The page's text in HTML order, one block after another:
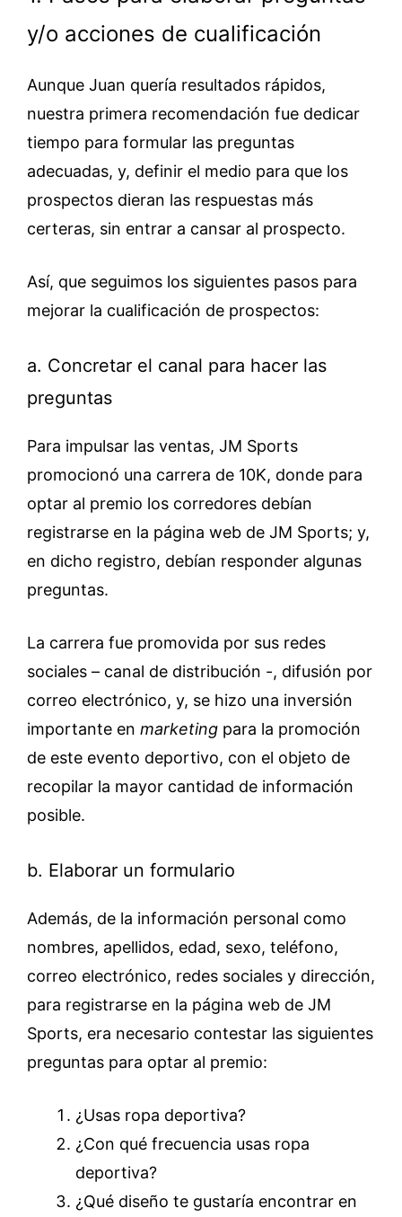
y/o acciones de cualificación
Aunque Juan quería resultados rápidos,
nuestra primera recomendación fue dedicar
tiempo para formular las preguntas
adecuadas, y, definir el medio para que los
prospectos dieran las respuestas más
certeras, sin entrar a cansar al prospecto.
Así, que seguimos los siguientes pasos para
mejorar la cualificación de prospectos:
a. Concretar el canal para hacer las
preguntas
Para impulsar las ventas, JM Sports
promocionó una carrera de 10K, donde para
optar al premio los corredores debían
registrarse en la página web de JM Sports; y,
en dicho registro, debían responder algunas
preguntas.
La carrera fue promovida por sus redes
sociales – canal de distribución -, difusión por
correo electrónico, y, se hizo una inversión
importante en marketing para la promoción
de este evento deportivo, con el objeto de
recopilar la mayor cantidad de información
posible.
b. Elaborar un formulario
Además, de la información personal como
nombres, apellidos, edad, sexo, teléfono,
correo electrónico, redes sociales y dirección,
para registrarse en la página web de JM
Sports, era necesario contestar las siguientes
preguntas para optar al premio:
¿Usas ropa deportiva?
¿Con qué frecuencia usas ropa
deportiva?
¿Qué diseño te gustaría encontrar en